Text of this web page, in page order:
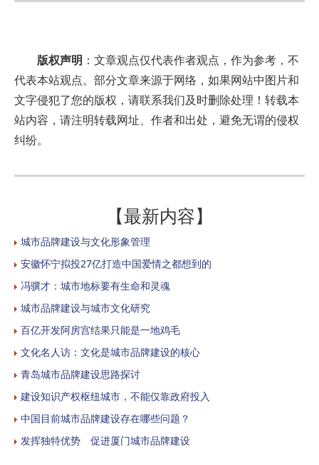
版权声明 ：文章观点仅代表作者观点，作为参考，不
代表本站观点。部分文章来源于网络，如果网站中图片和
文字侵犯了您的版权，请联系我们及时删除处理！转载本
站内容，请注明转载网址、作者和出处，避免无谓的侵权
纠纷。
【最新内容】
城市品牌建设与文化形象管理
安徽怀宁拟投27亿打造中国爱情之都想到的
冯骥才：城市地标要有生命和灵魂
城市品牌建设与城市文化研究
百亿开发阿房宫结果只能是一地鸡毛
文化名人访：文化是城市品牌建设的核心
青岛城市品牌建设思路探讨
建设知识产权枢纽城市，不能仅靠政府投入
中国目前城市品牌建设存在哪些问题？
发挥独特优势 促进厦门城市品牌建设